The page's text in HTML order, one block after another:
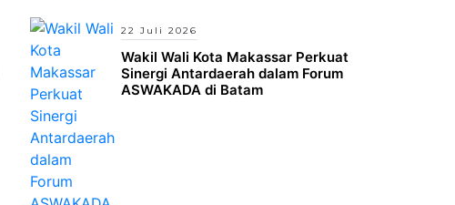
22 Juli 2026
Wakil Wali Kota Makassar Perkuat
Sinergi Antardaerah dalam Forum
ASWAKADA di Batam